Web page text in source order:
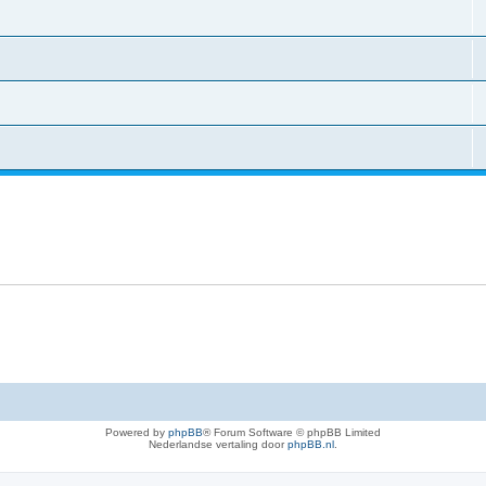
Powered by phpBB® Forum Software © phpBB Limited
Nederlandse vertaling doorphpBB.nl